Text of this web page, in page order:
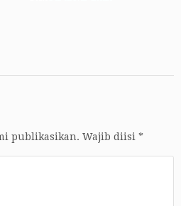
publikasikan. Wajib diisi *